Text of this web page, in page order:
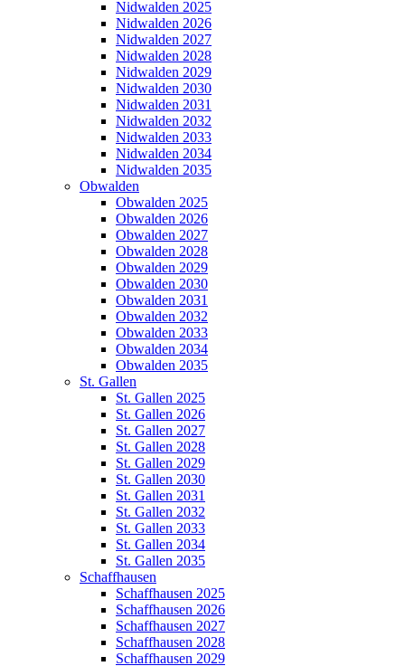
Nidwalden 2025
Nidwalden 2026
Nidwalden 2027
Nidwalden 2028
Nidwalden 2029
Nidwalden 2030
Nidwalden 2031
Nidwalden 2032
Nidwalden 2033
Nidwalden 2034
Nidwalden 2035
Obwalden
Obwalden 2025
Obwalden 2026
Obwalden 2027
Obwalden 2028
Obwalden 2029
Obwalden 2030
Obwalden 2031
Obwalden 2032
Obwalden 2033
Obwalden 2034
Obwalden 2035
St. Gallen
St. Gallen 2025
St. Gallen 2026
St. Gallen 2027
St. Gallen 2028
St. Gallen 2029
St. Gallen 2030
St. Gallen 2031
St. Gallen 2032
St. Gallen 2033
St. Gallen 2034
St. Gallen 2035
Schaffhausen
Schaffhausen 2025
Schaffhausen 2026
Schaffhausen 2027
Schaffhausen 2028
Schaffhausen 2029